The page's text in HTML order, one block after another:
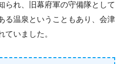
られ、旧幕府軍の守備隊として
る温泉ということもあり、会津
ていました。